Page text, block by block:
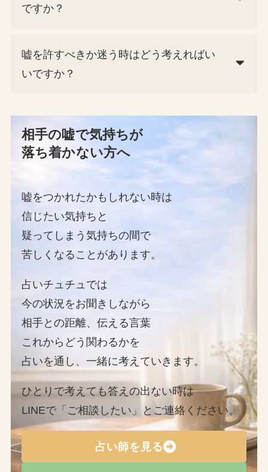
ですか？
嘘を許すべきか迷う時はどう考えればい
いですか？
相手の嘘で気持ちが
落ち着かない方へ
嘘をつかれたかもしれない時は
信じたい気持ちと
疑ってしまう気持ちの間で
苦しくなることがあります。
占いチュチュでは
今の状況をお聞きしながら
相手との距離、伝える言葉
これからどう関わるかを
占いを通し、一緒に考えていきます。
ひとりで考えても答えの出ない時は
LINEで「ご相談したい」とご連絡ください。
占い師を見る